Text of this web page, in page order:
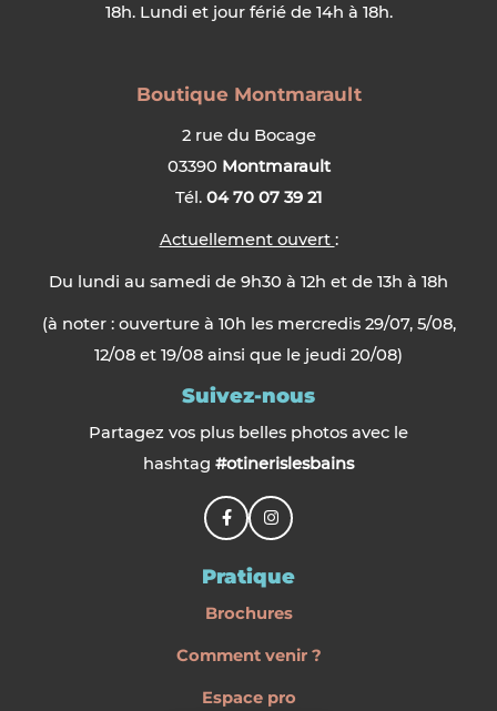
18h. Lundi et jour férié de 14h à 18h.
Boutique Montmarault
2 rue du Bocage
03390 Montmarault
Tél. 04 70 07 39 21
Actuellement ouvert :
Du lundi au samedi de 9h30 à 12h et de 13h à 18h
(à noter : ouverture à 10h les mercredis 29/07, 5/08,
12/08 et 19/08 ainsi que le jeudi 20/08)
Suivez-nous
Partagez vos plus belles photos avec le
hashtag #otinerislesbains
Pratique
Brochures
Comment venir ?
Espace pro